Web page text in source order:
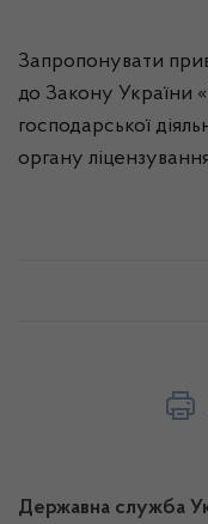
Запропонувати
до Закону України
господарської
органу
Державна служба